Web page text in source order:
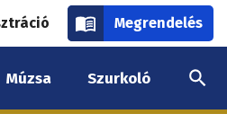
Megrendelés
Múzsa Szurkoló